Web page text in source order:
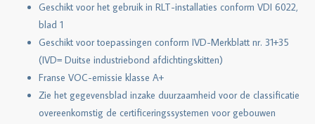
Geschikt voor het gebruik in RLT-installaties conform VDI 6022,
blad 1
Geschikt voor toepassingen conform IVD-Merkblatt nr. 31+35
(IVD= Duitse industriebond afdichtingskitten)
Franse VOC-emissie klasse A+
Zie het gegevensblad inzake duurzaamheid voor de classificatie
overeenkomstig de certificeringssystemen voor gebouwen